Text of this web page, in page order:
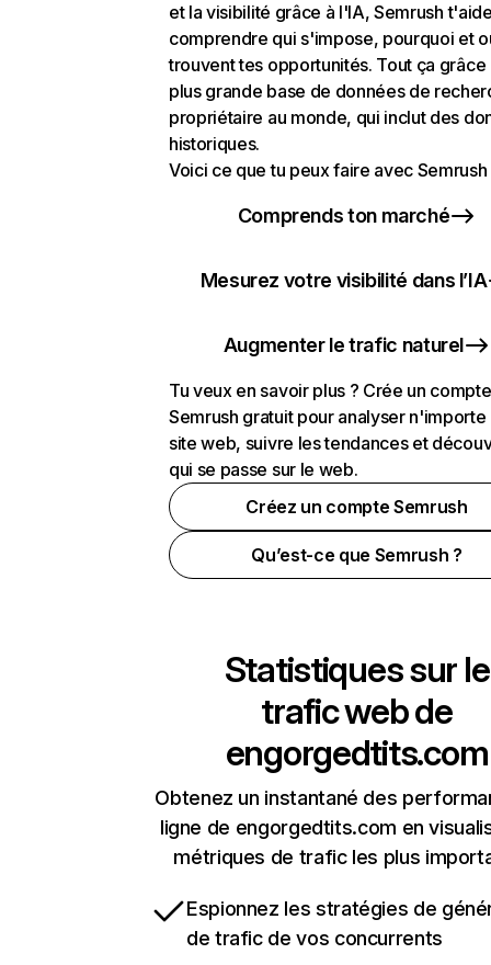
et la visibilité grâce à l'IA, Semrush
comprendre qui s'impose, pourquoi et
trouvent tes opportunités. Tout ça grâce
plus grande base de données de
propriétaire au monde, qui inclut des
historiques.
Voici ce que tu peux faire avec Semrush
Comprends ton marché
Mesurez votre visibilité dans l’IA
Augmenter le trafic naturel
Tu veux en savoir plus ? Crée un compte
Semrush gratuit pour analyser n'importe
site web, suivre les tendances et
qui se passe sur le web.
Créez un compte Semrush
Qu’est-ce que Semrush ?
Statistiques sur le
trafic web de
engorgedtits.com
Obtenez un instantané des
ligne de engorgedtits.com en
métriques de trafic les plus
Espionnez les stratégies de
de trafic de vos concurrents